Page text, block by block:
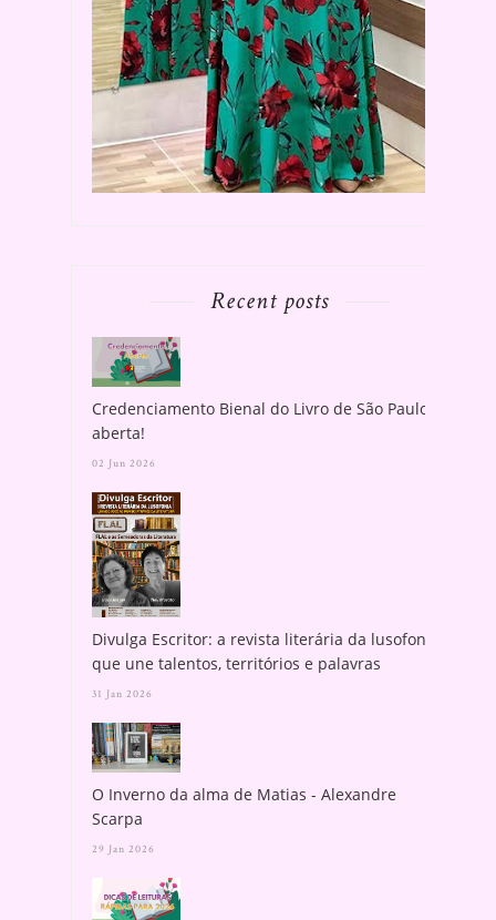
Recent posts
Credenciamento Bienal do Livro de São Paulo
aberta!
02 Jun 2026
Divulga Escritor: a revista literária da lusofonia
que une talentos, territórios e palavras
31 Jan 2026
O Inverno da alma de Matias - Alexandre
Scarpa
29 Jan 2026